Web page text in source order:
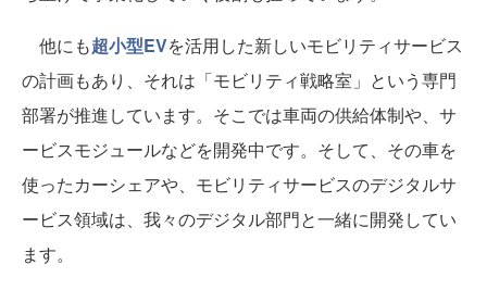
他にも超小型EVを活用した新しいモビリティサービス
の計画もあり、それは「モビリティ戦略室」という専門
部署が推進しています。そこでは車両の供給体制や、サ
ービスモジュールなどを開発中です。そして、その車を
使ったカーシェアや、モビリティサービスのデジタルサ
ービス領域は、我々のデジタル部門と一緒に開発してい
ます。